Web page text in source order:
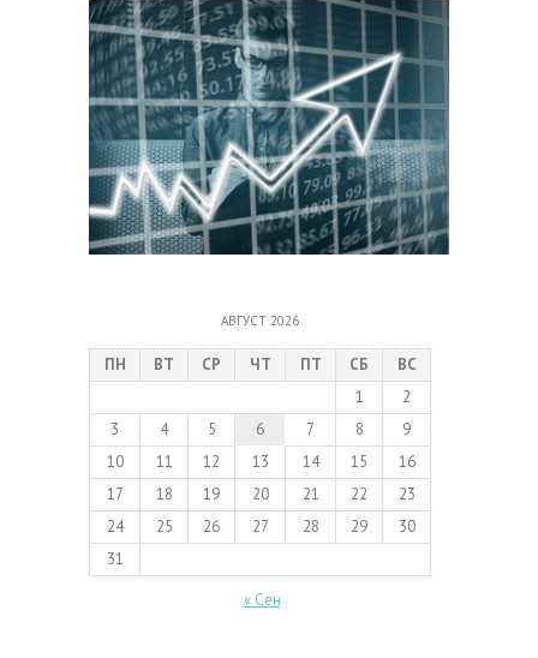
АВГУСТ 2026
ПН ВТ СР ЧТ ПТ СБ
ВС
1
2
3
4 5 6 7 8
9
10
11 12 13 14 15
16
17
18 19 20 21 22
23
24
25 26 27 28 29
30
31
« Сен